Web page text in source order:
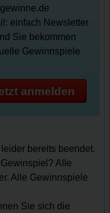
einfach Newsletter
Sie bekommen
Gewinnspiele
anmelden
bereits beendet.
Alle
Alle Gewinnspiele
Sie sich die